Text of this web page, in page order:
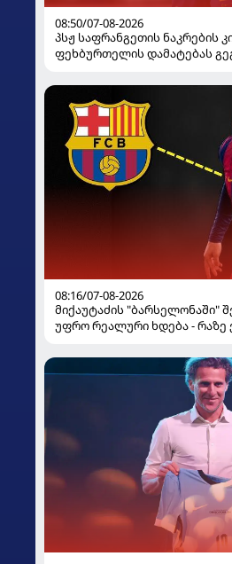
08:50/07-08-2026
პსჟ საფრანგეთის ნაკრების
ფეხბურთელის დამატებას
08:16/07-08-2026
მიქაუტაძის "ბარსელონაში"
უფრო რეალური ხდება - რაზე